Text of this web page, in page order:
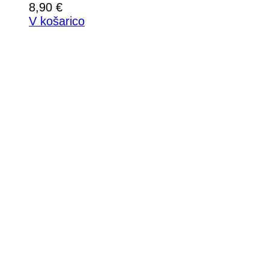
8,90 €
V košarico